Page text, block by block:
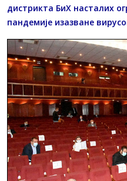
дистрикта БиХ насталих
пандемије изазване